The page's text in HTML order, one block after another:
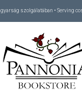
szolgálatában • Serving